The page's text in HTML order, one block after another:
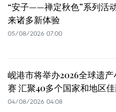
“安子——禅定秋色”系列活
来诸多新体验
05/08/2026 07:00
岘港市将举办2026全球遗
赛 汇聚40多个国家和地区
04/08/2026 04:08